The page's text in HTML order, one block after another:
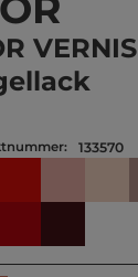
VERNIS
133570